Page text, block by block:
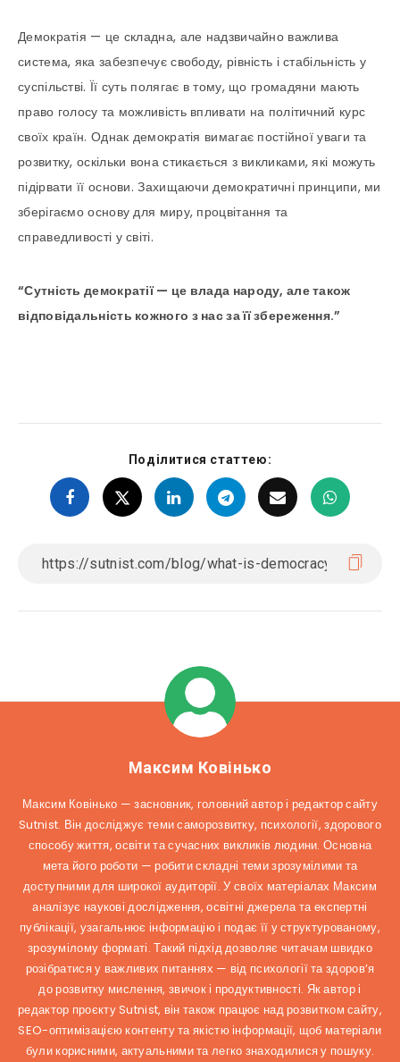
Демократія — це складна, але надзвичайно важлива
система, яка забезпечує свободу, рівність і стабільність у
суспільстві. Її суть полягає в тому, що громадяни мають
право голосу та можливість впливати на політичний курс
своїх країн. Однак демократія вимагає постійної уваги та
розвитку, оскільки вона стикається з викликами, які можуть
підірвати її основи. Захищаючи демократичні принципи, ми
зберігаємо основу для миру, процвітання та
справедливості у світі.
“Сутність демократії — це влада народу, але також
відповідальність кожного з нас за її збереження.”
Поділитися статтею:
Максим Ковінько
Максим Ковінько — засновник, головний автор і редактор сайту
Sutnist. Він досліджує теми саморозвитку, психології, здорового
способу життя, освіти та сучасних викликів людини. Основна
мета його роботи — робити складні теми зрозумілими та
доступними для широкої аудиторії. У своїх матеріалах Максим
аналізує наукові дослідження, освітні джерела та експертні
публікації, узагальнює інформацію і подає її у структурованому,
зрозумілому форматі. Такий підхід дозволяє читачам швидко
розібратися у важливих питаннях — від психології та здоров’я
до розвитку мислення, звичок і продуктивності. Як автор і
редактор проєкту Sutnist, він також працює над розвитком сайту,
SEO-оптимізацією контенту та якістю інформації, щоб матеріали
були корисними, актуальними та легко знаходилися у пошуку.